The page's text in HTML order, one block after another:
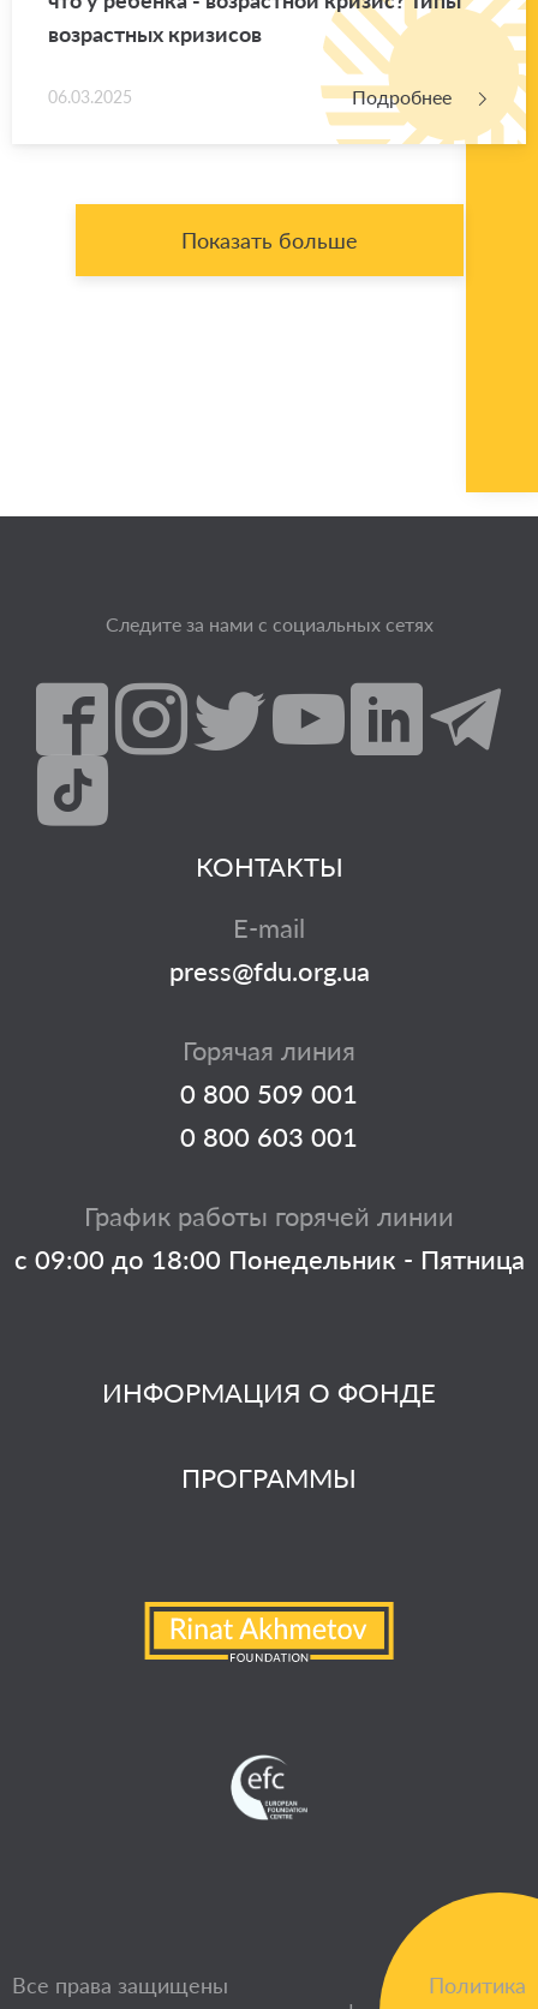
воз­раст­ных кри­зи­сов
06.03.2025 Подробнее
Показать больше
Следите за нами с социальных сетях
ИНФОРМАЦИЯ О ФОНДЕ
ПРОГРАММЫ
КОНТАКТЫ
E-mail
press@fdu.org.ua
Горячая линия
0 800 509 001
0 800 603 001
График работы горячей линии
с 09:00 до 18:00 Понедельник - Пятница
Все права защищены
Политика